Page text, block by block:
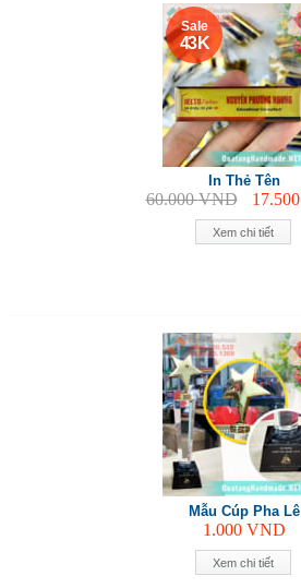
Xem chi tiết
Sale
43 K
In Thẻ Tên
60.000VND 17.500
Xem chi tiết
Mẫu Cúp Pha Lê
1.000 VND